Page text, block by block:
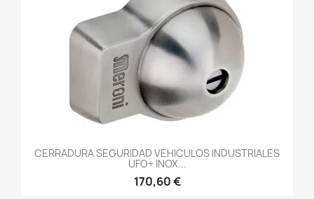
CERRADURA SEGURIDAD VEHICULOS INDUSTRIALES
UFO+ INOX...
170,60 €